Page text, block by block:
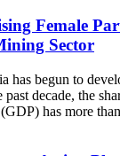
Female
Sector
has begun to
past decade, the
has more